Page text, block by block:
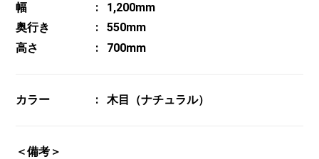
幅
1,200mm
奥行き
550mm
高さ
700mm
カラー 木目（ナチュラル）
＜備考＞